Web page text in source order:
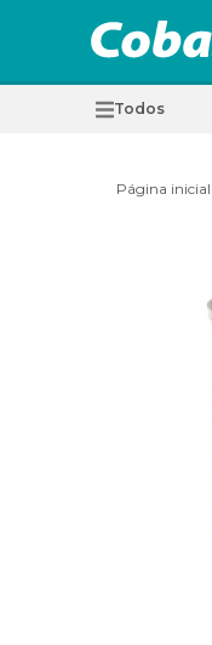
Todos
Página inicial